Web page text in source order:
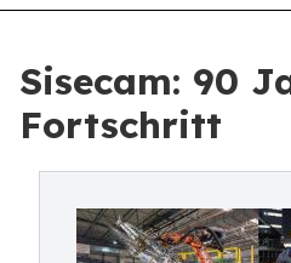
Sisecam: 90
Fortschritt